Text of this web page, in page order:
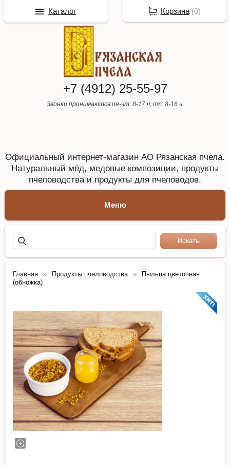
+7 (4912) 25-55-97
Звонки принимаются пн-чт: 8-17 ч; пт: 8-16 ч.
Официальный интернет-магазин АО Рязанская пчела.
Натуральный мёд, медовые композиции, продукты
пчеловодства и продукты для пчеловодов.
Главная Продукты пчеловодства
Пыльца цветочная
(обножка)
Корзина(0)
Каталог